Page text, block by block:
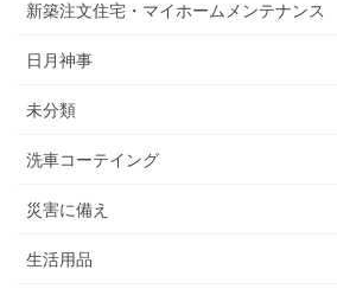
新築注文住宅・マイホームメンテナンス
日月神事
未分類
洗車コーテイング
災害に備え
生活用品